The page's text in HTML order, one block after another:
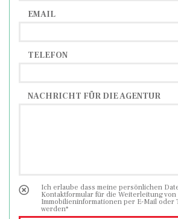
EMAIL
TELEFON
NACHRICHT FÜR DIE AGENTUR
Ich erlaube dass meine persönlichen
Kontaktformular für die Weiterleitung von
Immobilieninformationen per E-Mail oder
werden*